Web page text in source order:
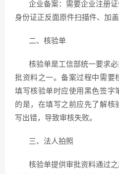
企业备案：需要企业注册证
身份证正反面原件扫描件、加
二、核验单
核验单是工信部统一要求必
批资料之一。备案过程中需要
填写核验单时应使用黑色签字
的是，在填写之前应先了解核
写出错，导致审核失败。
三、法人拍照
核验单提供审批资料通过之